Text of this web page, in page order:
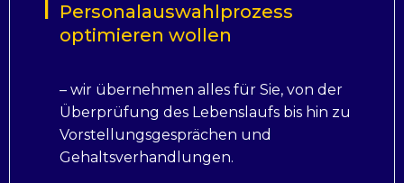
Personalauswahlprozess
optimieren wollen
– wir übernehmen alles für Sie, von der
Überprüfung des Lebenslaufs bis hin zu
Vorstellungsgesprächen und
Gehaltsverhandlungen.